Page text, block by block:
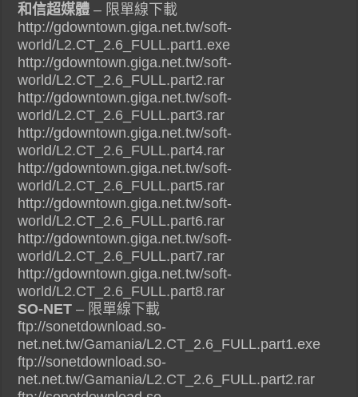
和信超媒體 – 限單線下載
http://gdowntown.giga.net.tw/soft-
world/L2.CT_2.6_FULL.part1.exe
http://gdowntown.giga.net.tw/soft-
world/L2.CT_2.6_FULL.part2.rar
http://gdowntown.giga.net.tw/soft-
world/L2.CT_2.6_FULL.part3.rar
http://gdowntown.giga.net.tw/soft-
world/L2.CT_2.6_FULL.part4.rar
http://gdowntown.giga.net.tw/soft-
world/L2.CT_2.6_FULL.part5.rar
http://gdowntown.giga.net.tw/soft-
world/L2.CT_2.6_FULL.part6.rar
http://gdowntown.giga.net.tw/soft-
world/L2.CT_2.6_FULL.part7.rar
http://gdowntown.giga.net.tw/soft-
world/L2.CT_2.6_FULL.part8.rar
SO-NET – 限單線下載
ftp://sonetdownload.so-
net.net.tw/Gamania/L2.CT_2.6_FULL.part1.exe
ftp://sonetdownload.so-
net.net.tw/Gamania/L2.CT_2.6_FULL.part2.rar